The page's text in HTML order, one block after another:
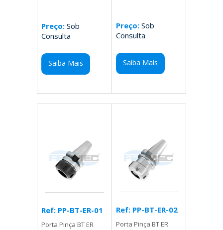
Preço: Sob
Consulta
Saiba Mais
Preço:Sob
Consulta
Saiba Mais
Ref: PP-BT-ER-01
Porta Pinça BT ER
Ref: PP-BT-ER-02
Porta Pinça BT ER